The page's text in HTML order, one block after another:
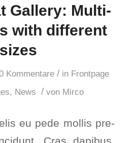
Gal­lery: Mul­ti­
with dif­fe­rent
sizes
Kommentare / in Frontpage
, News / von Mirco
eu pede mol­lis pre­
Cras dapi­bus.